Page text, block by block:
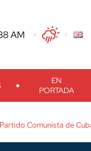
AM TwitterFacebook
EN
PORTADA
Partido Comunista de